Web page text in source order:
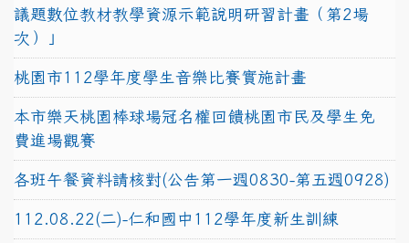
議題數位教材教學資源示範說明研習計畫（第2場
次）」
桃園市112學年度學生音樂比賽實施計畫
本市樂天桃園棒球場冠名權回饋桃園市民及學生免
費進場觀賽
各班午餐資料請核對(公告第一週0830-第五週0928)
112.08.22(二)-仁和國中112學年度新生訓練